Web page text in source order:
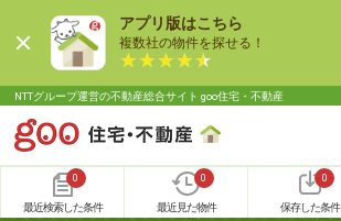
アプリ版はこちら
複数社の物件を探せる！
NTTグループ運営の不動産総合サイト goo住宅・不動産
0
最近検索した条件
0
最近見た物件
0
保存した条件